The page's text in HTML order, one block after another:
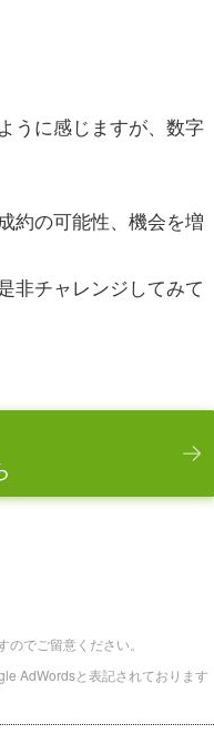
うに感じますが、数字
約の可能性、機会を増
非チャレンジしてみて
でご留意ください。
AdWordsと表記されております